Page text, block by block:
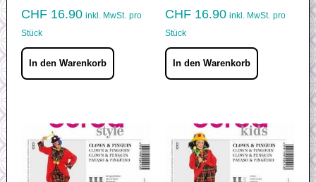
CHF16.90 inkl. MwSt. pro
Stück
In den Warenkorb
CHF16.90 inkl. MwSt. pro
Stück
In den Warenkorb